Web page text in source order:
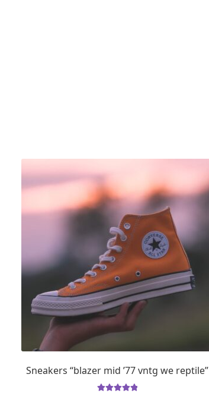
Sneakers “blazer mid ’77 vntg we reptile”